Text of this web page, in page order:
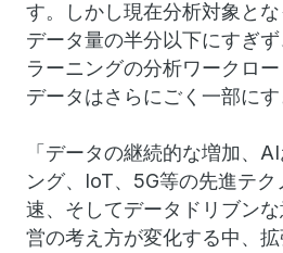
す。しかし現在分析対象と
データ量の半分以下にすぎ
ラーニングの分析ワークロ
データはさらにごく一部にす
「データの継続的な増加、
ング、IoT、5G等の先進テク
速、そしてデータドリブン
営の考え方が変化する中、